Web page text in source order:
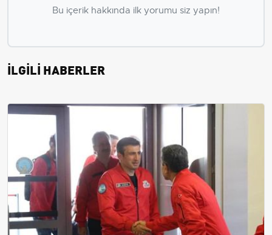
Bu içerik hakkında ilk yorumu siz yapın!
İLGİLİ HABERLER